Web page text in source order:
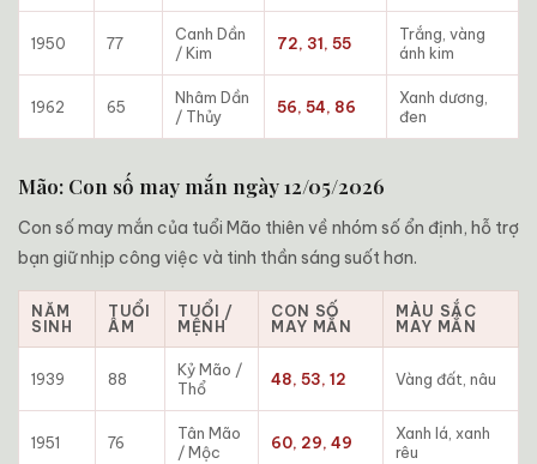
1950 77
Canh Dần
/ Kim
72, 31, 55
Trắng, vàng
ánh kim
1962 65
Nhâm Dần
/ Thủy
56, 54, 86
Xanh dương,
đen
Mão: Con số may mắn ngày 12/05/2026
Con số may mắn của tuổi Mão thiên về nhóm số ổn định, hỗ trợ
bạn giữ nhịp công việc và tinh thần sáng suốt hơn.
NĂM
SINH
TUỔI
ÂM
TUỔI /
MỆNH
CON SỐ
MAY MẮN
MÀU SẮC
MAY MẮN
1939 88
Kỷ Mão /
Thổ
48, 53, 12 Vàng đất, nâu
1951 76
Tân Mão
/ Mộc
60, 29, 49
Xanh lá, xanh
rêu